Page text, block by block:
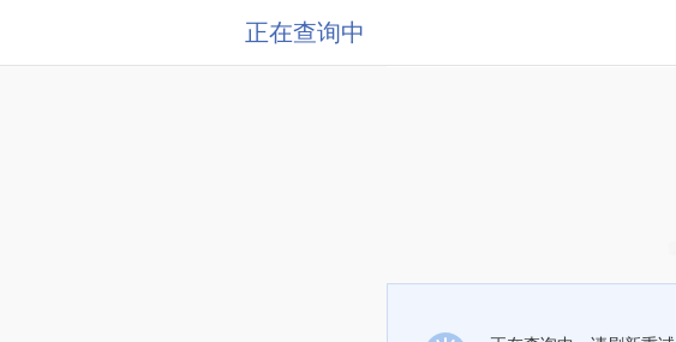
正在查询中